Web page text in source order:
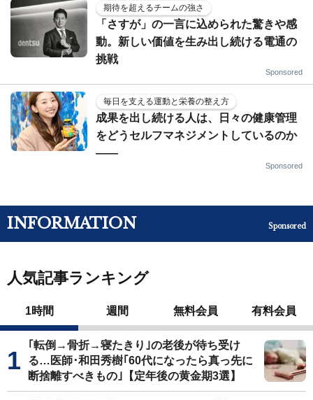
期待を超えるチームの強さ
「さすが」の一言に込められた驚きや感
動。新しい価値を生み出し続ける電通の
挑戦
Sponsored
毎日を支える運動と栄養の整え方
成果を出し続ける人は、日々の健康管理
をどうセルフマネジメントしているのか
——
Sponsored
INFORMATION Sponsored
人気記事ランキング
1時間 週間 無料会員 有料会員
｢転倒→骨折→寝たきり｣の老後が待ち受け
る…医師･和田秀樹｢60代になったら真っ先に
断捨離すべきもの｣【定年後の黄金期3選】